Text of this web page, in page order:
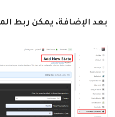
بعد الإضافة، يمكن ربط